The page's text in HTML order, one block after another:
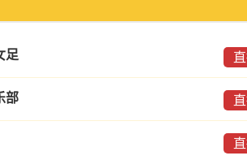
足
部